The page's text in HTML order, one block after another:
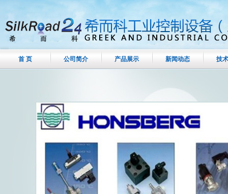
首 页 公司简介 产品展示 新闻动态 技